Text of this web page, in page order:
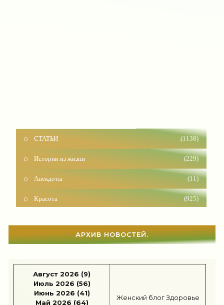
СТАТЬИ (1138)
Истории из жизни (229)
(11)
(925)
(1813)
Бизнес
Рецепты
АРХИВ НОВОСТЕЙ.
Август 2026 (9)
Июль 2026 (56)
Июнь 2026 (41)
Май 2026 (64)
Женский блог Здоровье